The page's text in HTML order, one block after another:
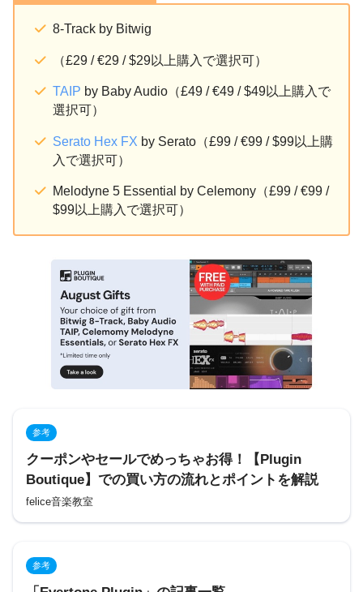
8-Track by Bitwig
（£29 / €29 / $29以上購入で選択可）
TAIP by Baby Audio（£49 / €49 / $49以上購入で
選択可）
Serato Hex FX by Serato（£99 / €99 / $99以上購
入で選択可）
Melodyne 5 Essential by Celemony（£99 / €99 /
$99以上購入で選択可）
参考
クーポンやセールでめっちゃお得！【Plugin
Boutique】での買い方の流れとポイントを解説
felice音楽教室
参考